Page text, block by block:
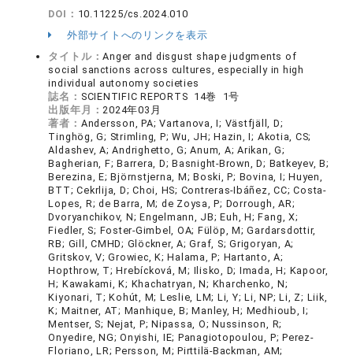
DOI： 10.11225/cs.2024.010
外部サイトへのリンクを表示
タイトル：Anger and disgust shape judgments of
social sanctions across cultures, especially in high
individual autonomy societies
誌名： SCIENTIFIC REPORTS 14巻 1号
出版年月：2024年03月
著者： Andersson, PA; Vartanova, I; Västfjäll, D;
Tinghög, G; Strimling, P; Wu, JH; Hazin, I; Akotia, CS;
Aldashev, A; Andrighetto, G; Anum, A; Arikan, G;
Bagherian, F; Barrera, D; Basnight-Brown, D; Batkeyev, B;
Berezina, E; Björnstjerna, M; Boski, P; Bovina, I; Huyen,
BTT; Cekrlija, D; Choi, HS; Contreras-Ibáñez, CC; Costa-
Lopes, R; de Barra, M; de Zoysa, P; Dorrough, AR;
Dvoryanchikov, N; Engelmann, JB; Euh, H; Fang, X;
Fiedler, S; Foster-Gimbel, OA; Fülöp, M; Gardarsdottir,
RB; Gill, CMHD; Glöckner, A; Graf, S; Grigoryan, A;
Gritskov, V; Growiec, K; Halama, P; Hartanto, A;
Hopthrow, T; Hrebícková, M; Ilisko, D; Imada, H; Kapoor,
H; Kawakami, K; Khachatryan, N; Kharchenko, N;
Kiyonari, T; Kohút, M; Leslie, LM; Li, Y; Li, NP; Li, Z; Liik,
K; Maitner, AT; Manhique, B; Manley, H; Medhioub, I;
Mentser, S; Nejat, P; Nipassa, O; Nussinson, R;
Onyedire, NG; Onyishi, IE; Panagiotopoulou, P; Perez-
Floriano, LR; Persson, M; Pirttilä-Backman, AM;